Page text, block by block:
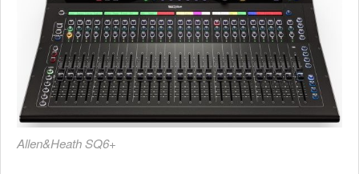
Allen&Heath SQ6+